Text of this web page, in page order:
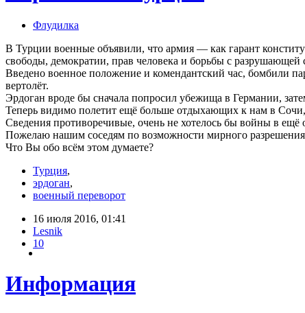
Флудилка
В Турции военные объявили, что армия — как гарант
свободы, демократии, прав человека и борьбы с разрушающей
Введено военное положение и комендантский час, бомбили
вертолёт.
Эрдоган вроде бы сначала попросил убежища в Германии,
Теперь видимо полетит ещё больше отдыхающих к нам в
Сведения противоречивые, очень не хотелось бы войны в ещё
Пожелаю нашим соседям по возможности мирного
Что Вы обо всём этом думаете?
Турция,
эрдоган,
военный переворот
16 июля 2016, 01:41
Lesnik
10
Информация